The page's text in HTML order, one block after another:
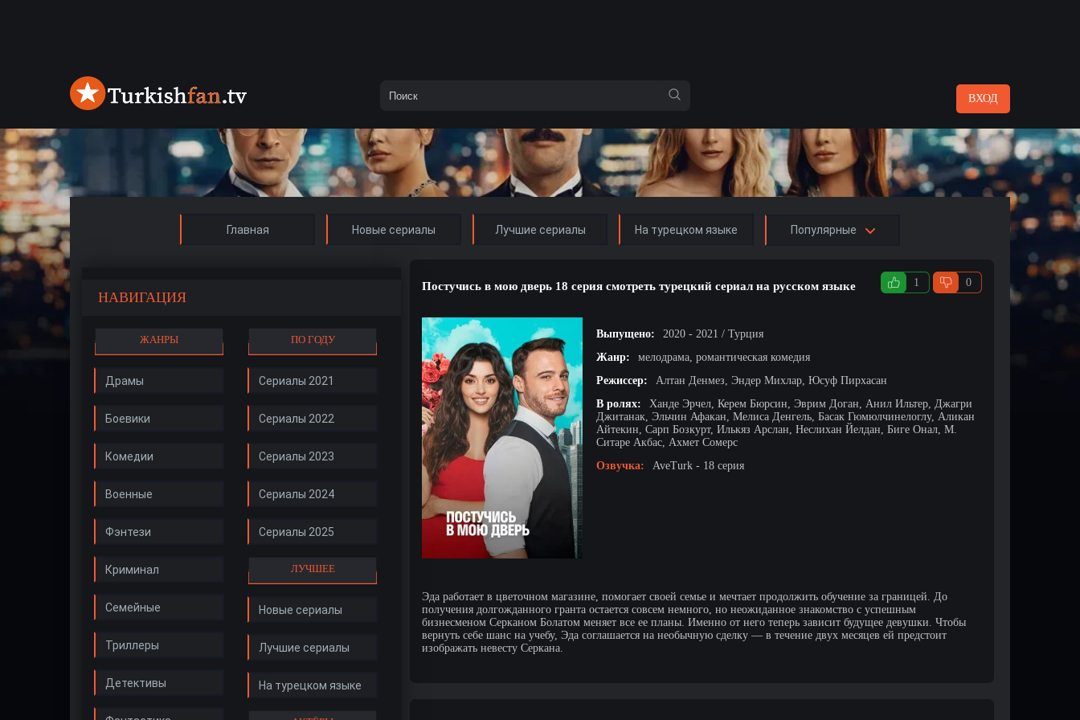
ВХОД
Главная Новые сериалы Лучшие сериалы На турецком языке Популярные
НАВИГАЦИЯ
ЖАНРЫ
Драмы
Боевики
Комедии
Военные
Фэнтези
Криминал
Семейные
Триллеры
Детективы
ПО ГОДУ
Сериалы 2021
Сериалы 2022
Сериалы 2023
Сериалы 2024
Сериалы 2025
ЛУЧШЕЕ
Новые сериалы
Лучшие сериалы
На турецком языке
Постучись в мою дверь 18 серия смотреть турецкий сериал на русском языке 1 0
Выпущено:
2020 - 2021 / Турция
Жанр:
мелодрама, романтическая комедия
Режиссер:
Алтан Денмез, Эндер Михлар, Юсуф Пирхасан
В ролях:
Ханде Эрчел, Керем Бюрсин, Эврим Доган, Анил Ильтер, Джагри
Джитанак, Эльчин Афакан, Мелиса Денгель, Басак Гюмюлчинелоглу, Аликан
Айтекин, Сарп Бозкурт, Илькяз Арслан, Неслихан Йелдан, Биге Онал, М.
Ситаре Акбас, Ахмет Сомерс
Озвучка:
AveTurk - 18 серия
Эда работает в цветочном магазине, помогает своей семье и мечтает продолжить обучение за границей. До
получения долгожданного гранта остается совсем немного, но неожиданное знакомство с успешным
бизнесменом Серканом Болатом меняет все ее планы. Именно от него теперь зависит будущее девушки. Чтобы
вернуть себе шанс на учебу, Эда соглашается на необычную сделку — в течение двух месяцев ей предстоит
изображать невесту Серкана.